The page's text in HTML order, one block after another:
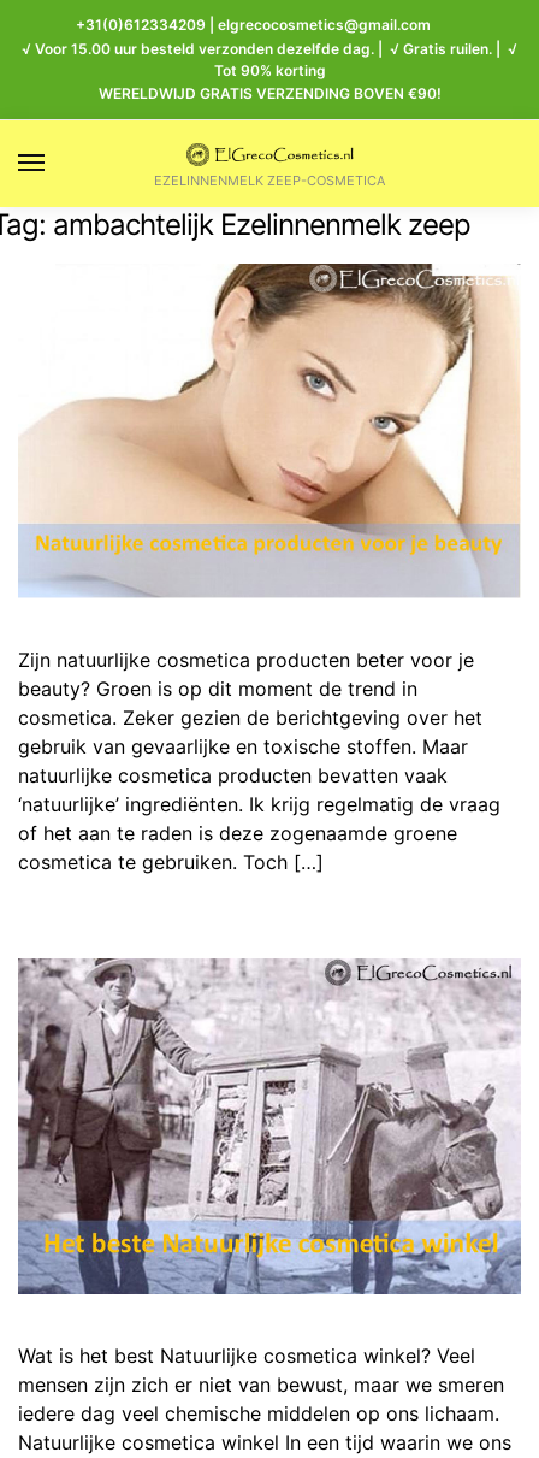
+31(0)612334209
elgrecocosmetics@gmail.com
√ Voor 15.00 uur besteld verzonden dezelfde dag. | √ Gratis ruilen. | √
Tot 90% korting
WERELDWIJD GRATIS VERZENDING BOVEN €90!
EZELINNENMELK ZEEP-COSMETICA
ambachtelijk Ezelinnenmelk zeep
Zijn natuurlijke cosmetica producten beter voor je
beauty? Groen is op dit moment de trend in
cosmetica. Zeker gezien de berichtgeving over het
gebruik van gevaarlijke en toxische stoffen. Maar
natuurlijke cosmetica producten bevatten vaak
‘natuurlijke’ ingrediënten. Ik krijg regelmatig de vraag
of het aan te raden is deze zogenaamde groene
cosmetica te gebruiken. Toch […]
Wat is het best Natuurlijke cosmetica winkel? Veel
mensen zijn zich er niet van bewust, maar we smeren
iedere dag veel chemische middelen op ons lichaam.
Natuurlijke cosmetica winkel In een tijd waarin we ons